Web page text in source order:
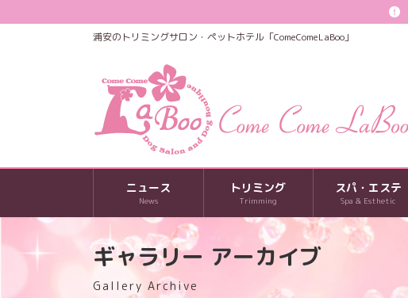
ン
ビ
浦安のトリミングサロン・ペットホテル「ComeComeLaBoo」
ニュース
News
トリミング
Trimming
スパ・エステ
Spa & Esthetic
ギャラリー アーカイブ
Gallery Archive